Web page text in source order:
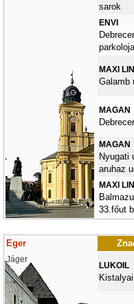
sarok
ENVI
MAXI
Galamb
MAGAN
MAGAN
Nyugati
aruhaz
MAXI
33.főut
Eger
Jáger
LUKOIL